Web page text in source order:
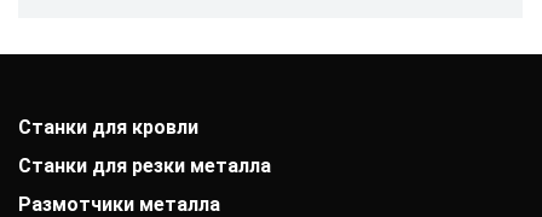
Станки для кровли
Станки для резки металла
Размотчики металла